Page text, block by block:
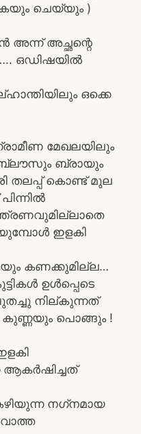
ചെയ്യും )
അച്ഛന്റെ
ഒഡിഷയിൽ
ഒക്കെ
മേഖലയിലും
ബ്ലൗസും ബ്രായും
തലപ്പ് കൊണ്ട് മുല
ഇളകി
കണക്കുമില്ല…
ഉൾപ്പെടെ
നില്കുന്നത്
പൊങ്ങും !
ആകർഷിച്ചത്
നഗ്‌നമായ